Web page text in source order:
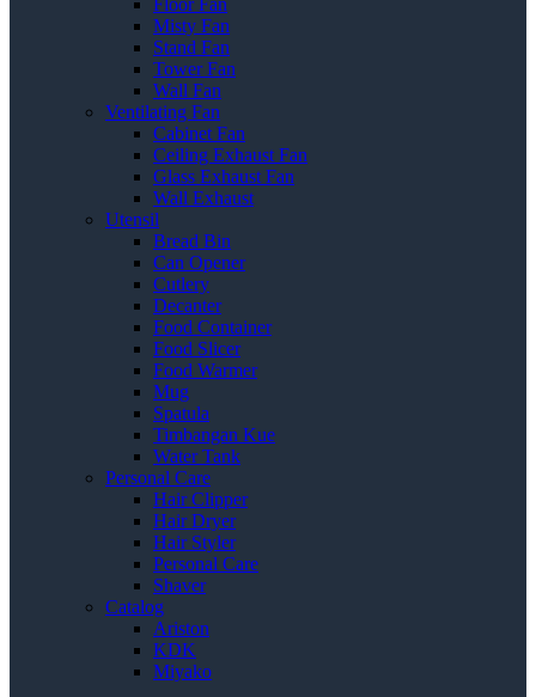
Floor Fan
Misty Fan
Stand Fan
Tower Fan
Wall Fan
Ventilating Fan
Cabinet Fan
Ceiling Exhaust Fan
Glass Exhaust Fan
Wall Exhaust
Utensil
Bread Bin
Can Opener
Cutlery
Decanter
Food Container
Food Slicer
Food Warmer
Mug
Spatula
Timbangan Kue
Water Tank
Personal Care
Hair Clipper
Hair Dryer
Hair Styler
Personal Care
Shaver
Catalog
Ariston
KDK
Miyako